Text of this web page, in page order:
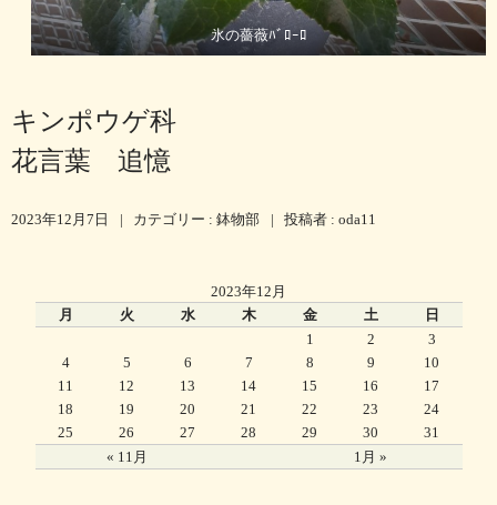
氷の薔薇ﾊﾞﾛｰﾛ
キンポウゲ科
花言葉 追憶
2023年12月7日 | カテゴリー : 鉢物部 | 投稿者 : oda11
2023年12月
月
火 水 木 金 土 日
« 11月 1月 »
1 2
3
4
5 6 7 8 9
10
11
12 13 14 15 16
17
18
19 20 21 22 23
24
25
26 27 28 29 30 31